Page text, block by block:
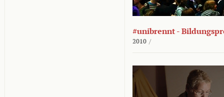
#unibrennt -
2010 /